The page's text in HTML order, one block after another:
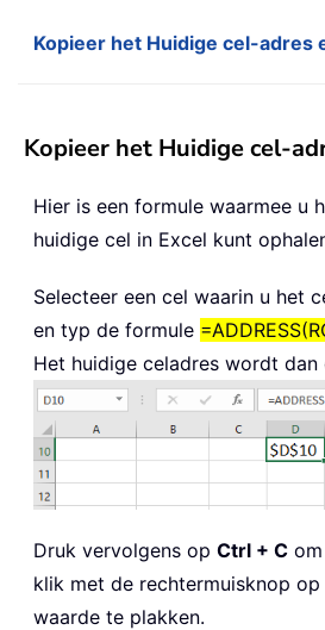
Kopieer het Huidige cel-adres
Kopieer het Huidige cel-
Hier is een formule waarmee u
huidige cel in Excel kunt
Selecteer een cel waarin u het
en typ de formule
Het huidige celadres wordt
Druk vervolgens op Ctrl + C
klik met de rechtermuisknop
waarde te plakken.